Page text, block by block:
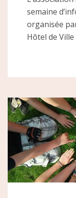
semaine
organisée
Hôtel de